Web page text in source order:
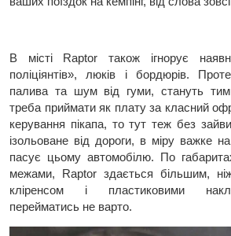
В місті Raptor також ігнорує
поліціянтів», люків і бордюрів.
палива та шум від гуми, стануть
треба приймати як плату за класний
керування пікапа, то тут теж без
ізольоване від дороги, в міру важке
пасує цьому автомобілю. По
межами, Raptor здається більшим,
кліренсом і пластиковими
перейматись не варто.